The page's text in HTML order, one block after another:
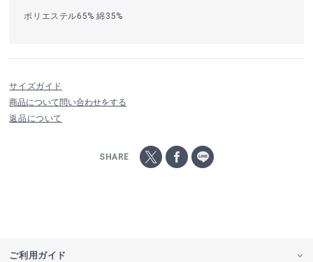
ポリエステル65% 綿35%
サイズガイド
商品について問い合わせをする
返品について
SHARE
ご利用ガイド